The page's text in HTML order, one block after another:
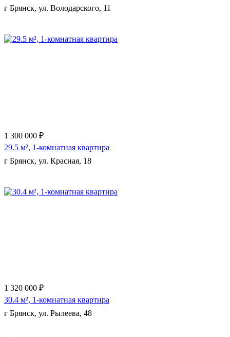
г Брянск, ул. Володарского, 11
1 300 000 ₽
29.5 м², 1-комнатная квартира
г Брянск, ул. Красная, 18
1 320 000 ₽
30.4 м², 1-комнатная квартира
г Брянск, ул. Рылеева, 48